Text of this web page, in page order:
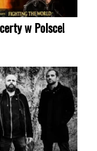
w Polsce!